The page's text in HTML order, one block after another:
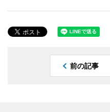
前の記事